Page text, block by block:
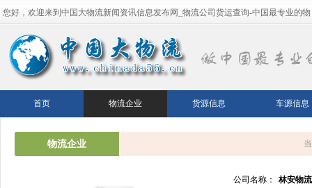
您好，欢迎来到中国大物流新闻资讯信息发布网_物流公司货运查询-中国最专业的物
流平台！
首页 物流企业 货源信息 车源信息
物流企业
公司名称：
林安物